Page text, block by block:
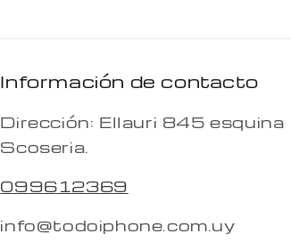
Información de contacto
Dirección: Ellauri 845 esquina
Scoseria.
099612369
info@todoiphone.com.uy